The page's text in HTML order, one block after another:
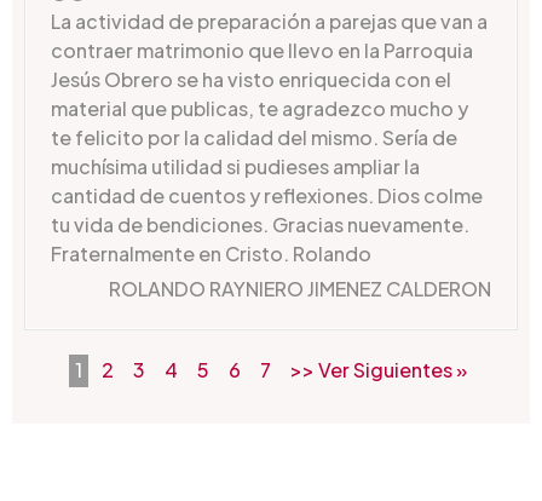
La actividad de preparación a parejas que van a
contraer matrimonio que llevo en la Parroquia
Jesús Obrero se ha visto enriquecida con el
material que publicas, te agradezco mucho y
te felicito por la calidad del mismo. Sería de
muchísima utilidad si pudieses ampliar la
cantidad de cuentos y reflexiones. Dios colme
tu vida de bendiciones. Gracias nuevamente.
Fraternalmente en Cristo. Rolando
ROLANDO RAYNIERO JIMENEZ CALDERON
1 2 3 4 5 6 7 >> Ver Siguientes »